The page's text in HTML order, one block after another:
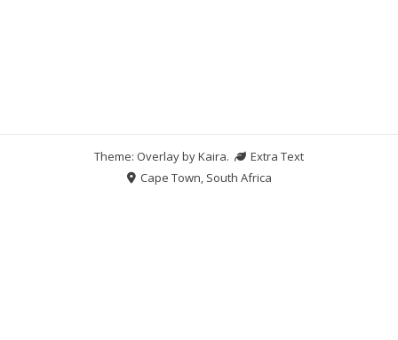
Theme: Overlay byKaira.
Extra Text
Cape Town, South Africa